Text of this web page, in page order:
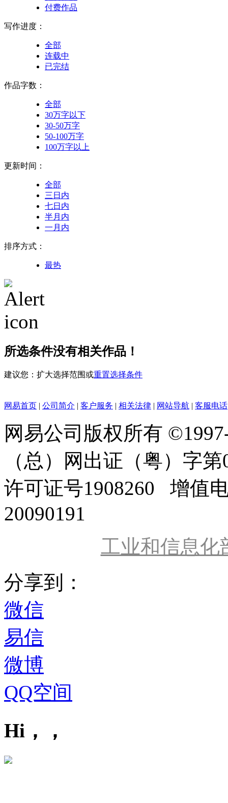
付费作品
写作进度：
全部
连载中
已完结
作品字数：
全部
30万字以下
30-50万字
50-100万字
100万字以上
更新时间：
全部
三日内
七日内
半月内
一月内
排序方式：
最热
所选条件没有相关作品！
建议您：扩大选择范围或重置选择条件
网易首页 | 公司简介 | 客户服务 | 相关法律 | 网站导航 | 客服电话
网易公司版权所有
（总）网出证（粤）字
许可证号1908260 增值
20090191
工业和信息化
分享到：
微信
易信
微博
QQ空间
Hi，，